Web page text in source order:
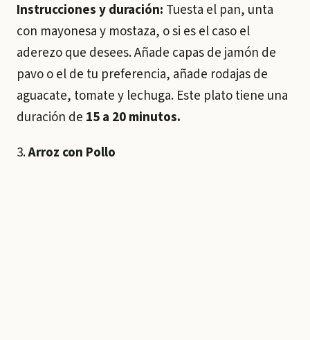
Instrucciones y duración: Tuesta el pan, unta
con mayonesa y mostaza, o si es el caso el
aderezo que desees. Añade capas de jamón de
pavo o el de tu preferencia, añade rodajas de
aguacate, tomate y lechuga. Este plato tiene una
duración de 15 a 20 minutos.
3.Arroz con Pollo